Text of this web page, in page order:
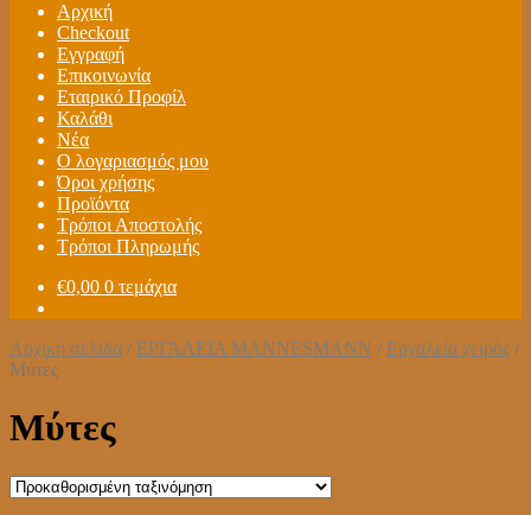
Αρχική
Checkout
Εγγραφή
Επικοινωνία
Εταιρικό Προφίλ
Καλάθι
Νέα
Ο λογαριασμός μου
Όροι χρήσης
Προϊόντα
Τρόποι Αποστολής
Τρόποι Πληρωμής
€0,00 0 τεμάχια
Αρχική σελίδα / ΕΡΓΑΛΕΙΑ MANNESMANN / Εργαλεία χειρός /
Μύτες
Μύτες